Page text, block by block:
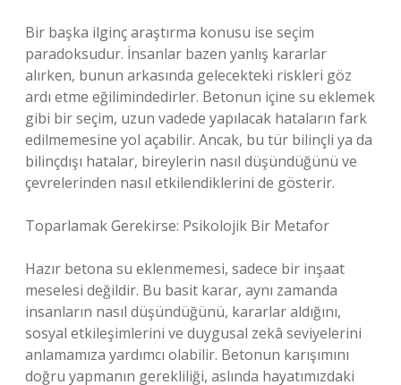
Bir başka ilginç araştırma konusu ise seçim
paradoksudur. İnsanlar bazen yanlış kararlar
alırken, bunun arkasında gelecekteki riskleri göz
ardı etme eğilimindedirler. Betonun içine su eklemek
gibi bir seçim, uzun vadede yapılacak hataların fark
edilmemesine yol açabilir. Ancak, bu tür bilinçli ya da
bilinçdışı hatalar, bireylerin nasıl düşündüğünü ve
çevrelerinden nasıl etkilendiklerini de gösterir.
Toparlamak Gerekirse: Psikolojik Bir Metafor
Hazır betona su eklenmemesi, sadece bir inşaat
meselesi değildir. Bu basit karar, aynı zamanda
insanların nasıl düşündüğünü, kararlar aldığını,
sosyal etkileşimlerini ve duygusal zekâ seviyelerini
anlamamıza yardımcı olabilir. Betonun karışımını
doğru yapmanın gerekliliği, aslında hayatımızdaki